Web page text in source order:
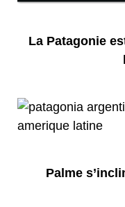
La Patagonie
Palme